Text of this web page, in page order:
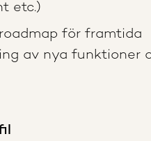
etc.)
för framtida
av nya funktioner